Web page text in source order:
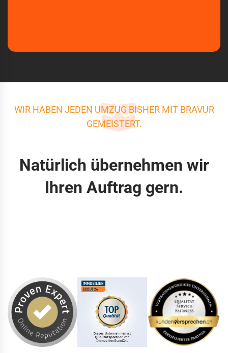
WIR HABEN JEDEN UMZUG BISHER MIT BRAVUR
GEMEISTERT.
Natürlich übernehmen wir
Ihren Auftrag gern.